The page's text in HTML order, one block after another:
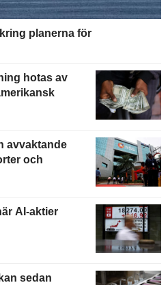
planerna för
hotas av
avvaktande
och
AI-aktier
sedan